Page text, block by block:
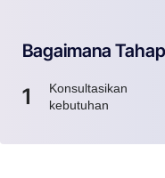
Bagaimana
1
Konsultasikan
kebutuhan